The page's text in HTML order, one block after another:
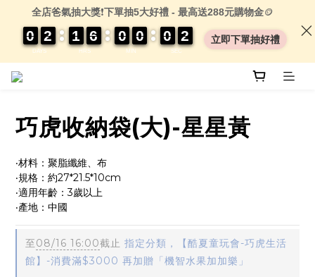
巧虎收納袋(大)-星星黃
‧材料：聚脂纖維、布
‧規格：約27*21.5*10cm
‧適用年齡：3歲以上
‧產地：中國
至08/16 16:00截止 指定分類，【酷夏童玩會-巧虎生活
館】-消費滿$3000 再加贈「機智水果加加樂」
全店爸氣抽大獎❗下單抽5大好禮 - 最高送288元購物金🪙
DAYS
0
0
0
0 2
2
2
2
HRS
1
1
1
1 6
6
6
6
MIN
0
0
0
0 0
0
0
0
SEC
0
0
0
0 0
0
1
1
1
1 立即下單抽好禮